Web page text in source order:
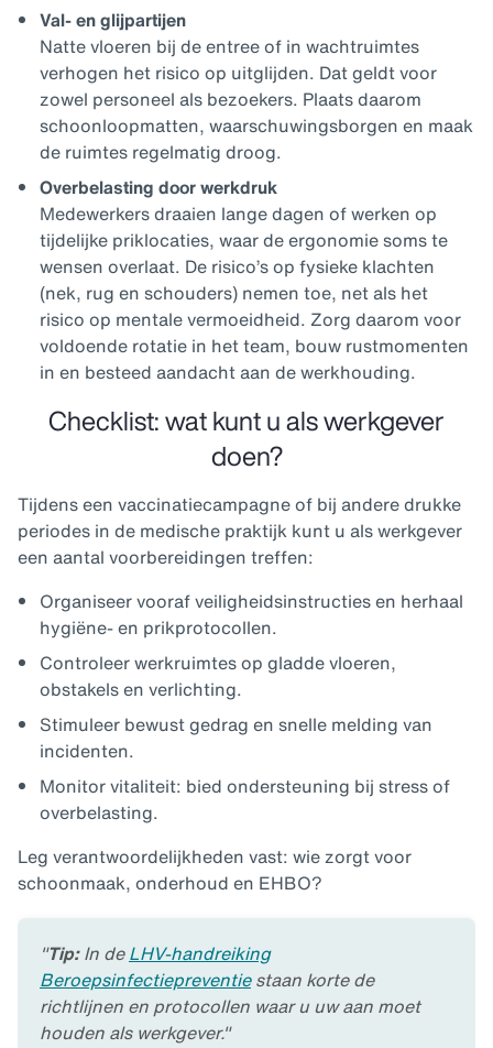
Val- en glijpartijen
Natte vloeren bij de entree of in wachtruimtes
verhogen het risico op uitglijden. Dat geldt voor
zowel personeel als bezoekers. Plaats daarom
schoonloopmatten, waarschuwingsborgen en maak
de ruimtes regelmatig droog.
Overbelasting door werkdruk
Medewerkers draaien lange dagen of werken op
tijdelijke priklocaties, waar de ergonomie soms te
wensen overlaat. De risico’s op fysieke klachten
(nek, rug en schouders) nemen toe, net als het
risico op mentale vermoeidheid. Zorg daarom voor
voldoende rotatie in het team, bouw rustmomenten
in en besteed aandacht aan de werkhouding.
Checklist: wat kunt u als werkgever
doen?
Tijdens een vaccinatiecampagne of bij andere drukke
periodes in de medische praktijk kunt u als werkgever
een aantal voorbereidingen treffen:
Organiseer vooraf veiligheidsinstructies en herhaal
hygiëne- en prikprotocollen.
Controleer werkruimtes op gladde vloeren,
obstakels en verlichting.
Stimuleer bewust gedrag en snelle melding van
incidenten.
Monitor vitaliteit: bied ondersteuning bij stress of
overbelasting.
Leg verantwoordelijkheden vast: wie zorgt voor
schoonmaak, onderhoud en EHBO?
"Tip:In deLHV-handreiking
Beroepsinfectiepreventiestaan korte de
richtlijnen en protocollen waar u uw aan moet
houden als werkgever."